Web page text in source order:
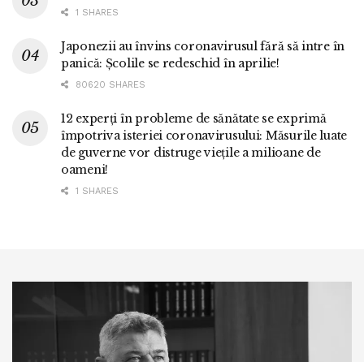
1 SHARES
Japonezii au învins coronavirusul fără să intre în
panică: Școlile se redeschid în aprilie!
80620 SHARES
12 experți în probleme de sănătate se exprimă
împotriva isteriei coronavirusului: Măsurile luate
de guverne vor distruge viețile a milioane de
oameni!
1 SHARES